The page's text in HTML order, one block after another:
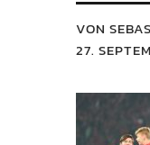
VON
27.